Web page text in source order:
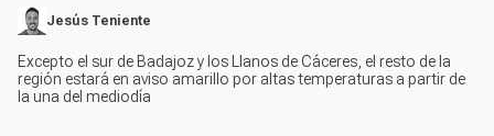
Jesús Teniente
Excepto el sur de Badajoz y los Llanos de Cáceres, el resto de la
región estará en aviso amarillo por altas temperaturas a partir de
la una del mediodía